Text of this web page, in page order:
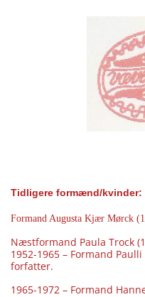
Tidligere formænd/kvinder:
Formand Augusta Kjær Mørck
Næstformand Paula Trock
1952-1965 – Formand
forfatter.
1965-1972 – Formand